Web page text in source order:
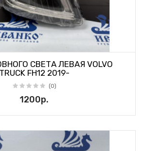
СВЕТА ЛЕВАЯ VOLVO
TRUCK FH12 2019-
(0)
1200р.